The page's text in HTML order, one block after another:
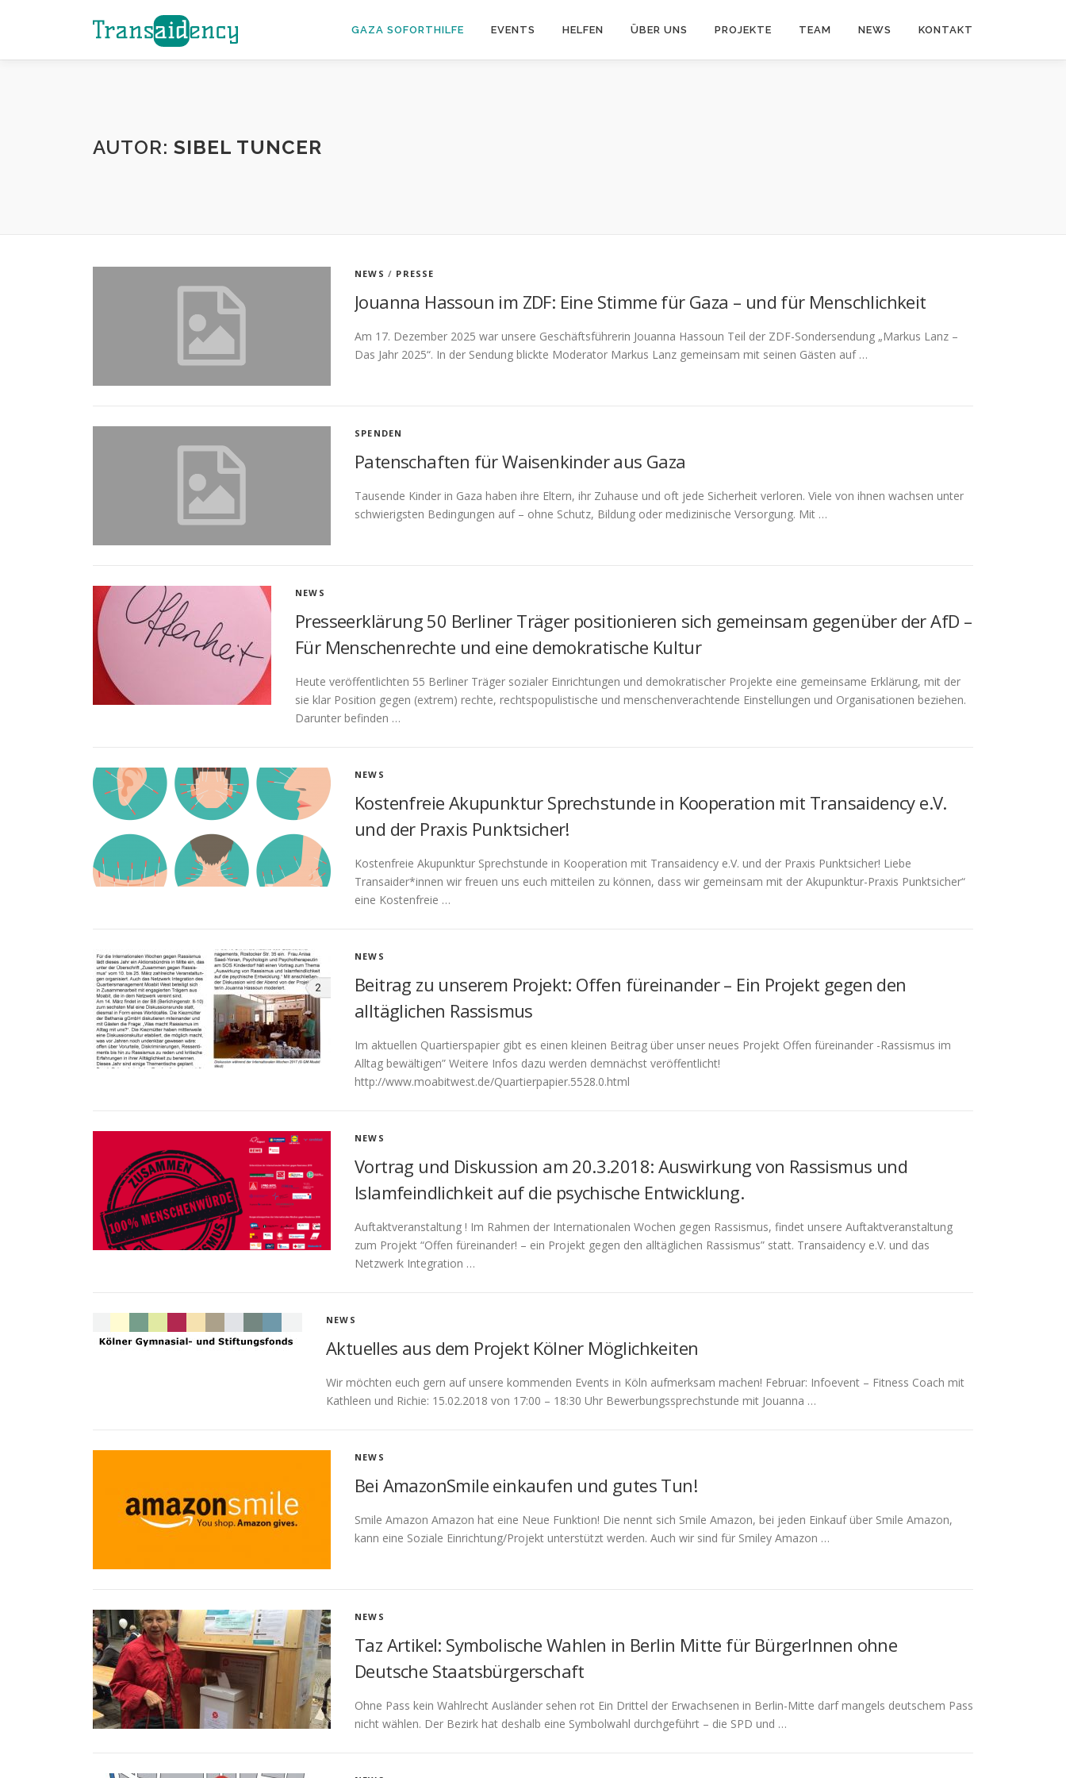
GAZA SOFORTHILFE EVENTS HELFEN ÜBER UNS PROJEKTE TEAM NEWS KONTAKT
AUTOR: SIBEL TUNCER
NEWS / PRESSE
Jouanna Hassoun im ZDF: Eine Stimme für Gaza – und für Menschlichkeit
Am 17. Dezember 2025 war unsere Geschäftsführerin Jouanna Hassoun Teil der ZDF-Sondersendung „Markus Lanz –
Das Jahr 2025“. In der Sendung blickte Moderator Markus Lanz gemeinsam mit seinen Gästen auf …
SPENDEN
Patenschaften für Waisenkinder aus Gaza
Tausende Kinder in Gaza haben ihre Eltern, ihr Zuhause und oft jede Sicherheit verloren. Viele von ihnen wachsen unter
schwierigsten Bedingungen auf – ohne Schutz, Bildung oder medizinische Versorgung. Mit …
NEWS
Presseerklärung 50 Berliner Träger positionieren sich gemeinsam gegenüber der AfD –
Für Menschenrechte und eine demokratische Kultur
Heute veröffentlichten 55 Berliner Träger sozialer Einrichtungen und demokratischer Projekte eine gemeinsame Erklärung, mit der
sie klar Position gegen (extrem) rechte, rechtspopulistische und menschenverachtende Einstellungen und Organisationen beziehen.
Darunter befinden …
NEWS
Kostenfreie Akupunktur Sprechstunde in Kooperation mit Transaidency e.V.
und der Praxis Punktsicher!
Kostenfreie Akupunktur Sprechstunde in Kooperation mit Transaidency e.V. und der Praxis Punktsicher! Liebe
Transaider*innen wir freuen uns euch mitteilen zu können, dass wir gemeinsam mit der Akupunktur-Praxis Punktsicher“
eine Kostenfreie …
NEWS
Beitrag zu unserem Projekt: Offen füreinander – Ein Projekt gegen den
alltäglichen Rassismus
Im aktuellen Quartierspapier gibt es einen kleinen Beitrag über unser neues Projekt Offen füreinander -Rassismus im
Alltag bewältigen” Weitere Infos dazu werden demnächst veröffentlicht!
http://www.moabitwest.de/Quartierpapier.5528.0.html
NEWS
Vortrag und Diskussion am 20.3.2018: Auswirkung von Rassismus und
Islamfeindlichkeit auf die psychische Entwicklung.
Auftaktveranstaltung ! Im Rahmen der Internationalen Wochen gegen Rassismus, findet unsere Auftaktveranstaltung
zum Projekt “Offen füreinander! – ein Projekt gegen den alltäglichen Rassismus” statt. Transaidency e.V. und das
Netzwerk Integration …
NEWS
Aktuelles aus dem Projekt Kölner Möglichkeiten
Wir möchten euch gern auf unsere kommenden Events in Köln aufmerksam machen! Februar: Infoevent – Fitness Coach mit
Kathleen und Richie: 15.02.2018 von 17:00 – 18:30 Uhr Bewerbungssprechstunde mit Jouanna …
NEWS
Bei AmazonSmile einkaufen und gutes Tun!
Smile Amazon Amazon hat eine Neue Funktion! Die nennt sich Smile Amazon, bei jeden Einkauf über Smile Amazon,
kann eine Soziale Einrichtung/Projekt unterstützt werden. Auch wir sind für Smiley Amazon …
NEWS
Taz Artikel: Symbolische Wahlen in Berlin Mitte für BürgerInnen ohne
Deutsche Staatsbürgerschaft
Ohne Pass kein Wahlrecht Ausländer sehen rot Ein Drittel der Erwachsenen in Berlin-Mitte darf mangels deutschem Pass
nicht wählen. Der Bezirk hat deshalb eine Symbolwahl durchgeführt – die SPD und …